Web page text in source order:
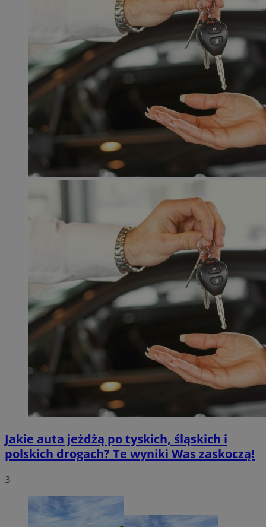
Jakie auta jeżdżą po tyskich, śląskich i
polskich drogach? Te wyniki Was zaskoczą!
3